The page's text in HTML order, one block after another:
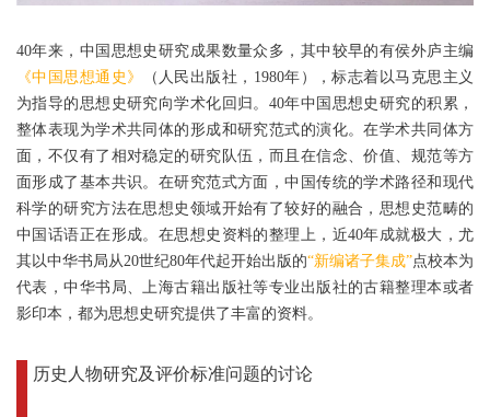
40年来，中国思想史研究成果数量众多，其中较早的有侯外庐主编
《中国思想通史》
（人民出版社，1980年），标志着以马克思主义
为指导的思想史研究向学术化回归。40年中国思想史研究的积累，
整体表现为学术共同体的形成和研究范式的演化。在学术共同体方
面，不仅有了相对稳定的研究队伍，而且在信念、价值、规范等方
面形成了基本共识。在研究范式方面，中国传统的学术路径和现代
科学的研究方法在思想史领域开始有了较好的融合，思想史范畴的
中国话语正在形成。在思想史资料的整理上，近40年成就极大，尤
其以中华书局从20世纪80年代起开始出版的“新编诸子集成”点校本为
代表，中华书局、上海古籍出版社等专业出版社的古籍整理本或者
影印本，都为思想史研究提供了丰富的资料。
历史人物研究及评价标准问题的讨论